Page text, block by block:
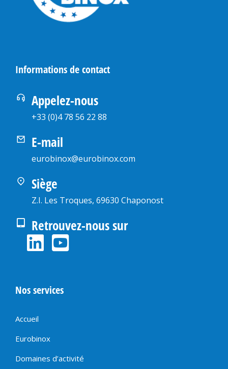
Informations de contact
Appelez-nous
+33 (0)4 78 56 22 88
E-mail
eurobinox@eurobinox.com
Siège
Z.I. Les Troques, 69630 Chaponost
Retrouvez-nous sur
Nos services
Accueil
Eurobinox
Domaines d’activité